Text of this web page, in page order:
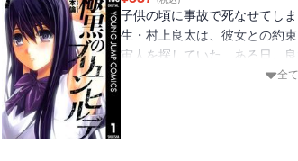
子供の頃に事故で死なせてし
生・村上良太は、彼女との約
宙人を探していた。ある日、
つの美少女・黒羽寧子が転校
全